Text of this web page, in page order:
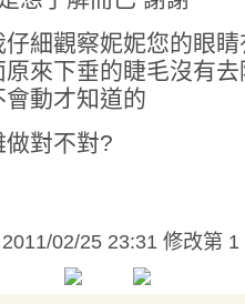
仔細觀察妮妮您的眼
原來下垂的睫毛沒有
會動才知道的
做對不對?
2011/02/25 23:31 修改第 1